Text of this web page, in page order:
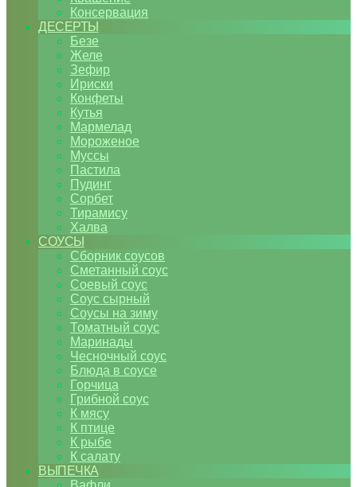
Консервация
ДЕСЕРТЫ
Безе
Желе
Зефир
Ириски
Конфеты
Кутья
Мармелад
Мороженое
Муссы
Пастила
Пудинг
Сорбет
Тирамису
Халва
СОУСЫ
Сборник соусов
Сметанный соус
Соевый соус
Соус сырный
Соусы на зиму
Томатный соус
Маринады
Чесночный соус
Блюда в соусе
Горчица
Грибной соус
К мясу
К птице
К рыбе
К салату
ВЫПЕЧКА